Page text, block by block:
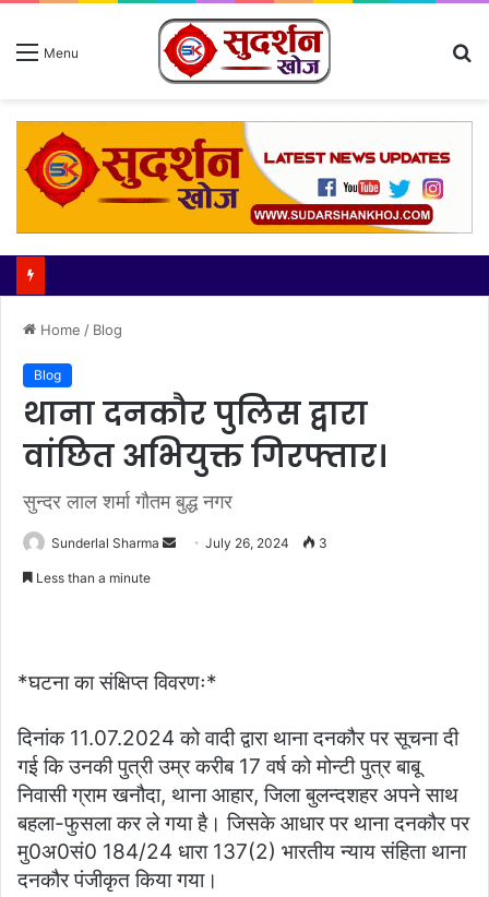
Menu
Home / Blog
Blog
थाना दनकौर पुलिस द्वारा
वांछित अभियुक्त गिरफ्तार।
सुन्दर लाल शर्मा गौतम बुद्ध नगर
Sunderlal Sharma
SendJuly 26, 2024 3
Less than a minute
*घटना का संक्षिप्त विवरणः*
दिनांक 11.07.2024 को वादी द्वारा थाना दनकौर पर सूचना दी
गई कि उनकी पुत्री उम्र करीब 17 वर्ष को मोन्टी पुत्र बाबू
निवासी ग्राम खनौदा, थाना आहार, जिला बुलन्दशहर अपने साथ
बहला-फुसला कर ले गया है। जिसके आधार पर थाना दनकौर पर
मु0अ0सं0 184/24 धारा 137(2) भारतीय न्याय संहिता थाना
दनकौर पंजीकृत किया गया।